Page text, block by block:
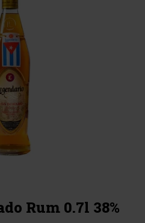
Rum 0.7l 38%